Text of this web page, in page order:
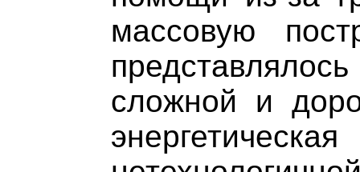
массовую
сложной и